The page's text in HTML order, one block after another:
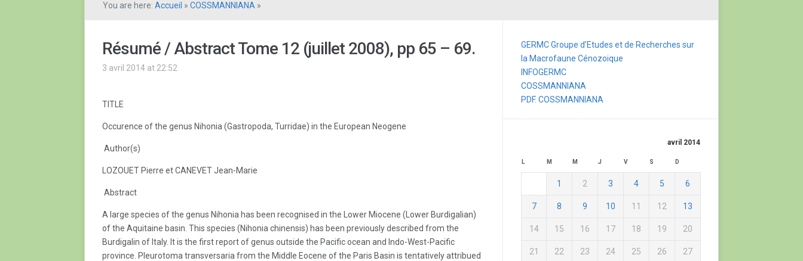
You are here: Accueil » COSSMANNIANA »
Résumé / Abstract Tome 12 (juillet 2008), pp 65 – 69.
3 avril 2014 at 22:52
TITLE
Occurence of the genus Nihonia (Gastropoda, Turridae) in the European Neogene
Author(s)
LOZOUET Pierre et CANEVET Jean-Marie
Abstract
A large species of the genus Nihonia has been recognised in the Lower Miocene (Lower Burdigalian)
of the Aquitaine basin. This species (Nihonia chinensis) has been previously described from the
Burdigalin of Italy. It is the first report of genus outside the Pacific ocean and Indo-West-Pacific
province. Pleurotoma transversaria from the Middle Eocene of the Paris Basin is tentatively attribued
GERMC Groupe d’Etudes et de Recherches sur
la Macrofaune Cénozoique
INFOGERMC
COSSMANNIANA
PDF. COSSMANNIANA
avril 2014
L M M J V S D
1 2 3 4 5 6
7 8 9 10 11 12 13
14 15 16 17 18 19 20
21 22 23 24 25 26 27